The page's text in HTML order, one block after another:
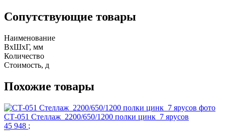
Сопутствующие товары
Наименование
ВхШхГ, мм
Количество
Стоимость, д
Похожие товары
СТ-051 Стеллаж_2200/650/1200 полки цинк_7 ярусов
45 948 ;